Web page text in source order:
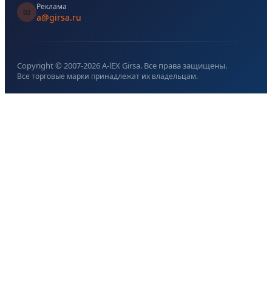
📧
Реклама
a@girsa.ru
Copyright © 2007-2026A-lEX Girsa. Все права защищены.
Все торговые марки принадлежат их владельцам.